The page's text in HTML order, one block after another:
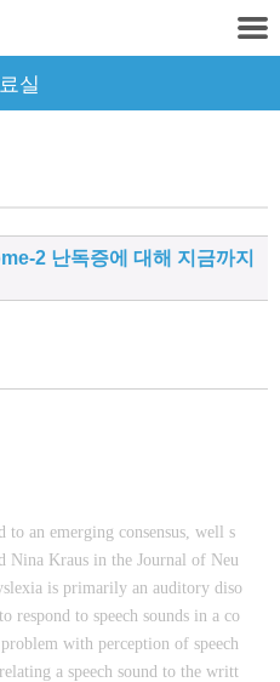
실
2 난독증에 대해 지금까지
to an emerging consensus, well s
Nina Kraus in the Journal of Neu
is primarily an auditory diso
respond to speech sounds in a co
with perception of speech
a speech sound to the writt